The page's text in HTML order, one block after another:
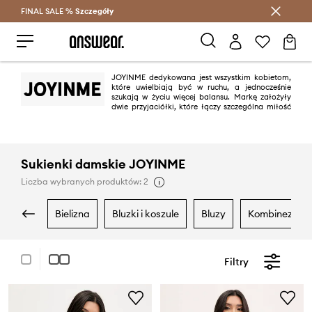
Oszczędzaj z Answear Club >
FINAL SALE % Szczegóły
JOYINME dedykowana jest wszystkim kobietom,
które uwielbiają być w ruchu, a jednocześnie
szukają w życiu więcej balansu. Markę założyły
dwie przyjaciółki, które łączy szczególna miłość
wsparciem przy mniejszym lub większym wysiłku.
Sukienki damskie JOYINME
Liczba wybranych produktów: 2
bielizna bluzki i koszule bluzy kombinezony
Filtry